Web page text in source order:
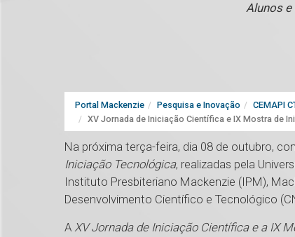
Alunos e
Portal Mackenzie Pesquisa e Inovação CEMAPI
XV Jornada de Iniciação Científica e IX Mostra de
Na próxima terça-feira, dia 08 de outubro,
Iniciação Tecnológica, realizadas pela
Instituto Presbiteriano Mackenzie (IPM),
Desenvolvimento Científico e Tecnológico
A XV Jornada de Iniciação Científica e a IX